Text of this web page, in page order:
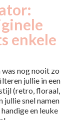
enkele
nog nooit zo
jullie in een
(retro, floraal,
snel namen
en leuke